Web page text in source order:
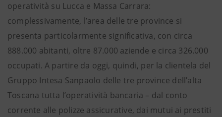
operatività su Lucca e Massa Carrara:
complessivamente, l’area delle tre province si
presenta particolarmente significativa, con circa
888.000 abitanti, oltre 87.000 aziende e circa 326.000
occupati. A partire da oggi, quindi, per la clientela del
Gruppo Intesa Sanpaolo delle tre province dell’alta
Toscana tutta l’operatività bancaria – dal conto
corrente alle polizze assicurative, dai mutui ai prestiti